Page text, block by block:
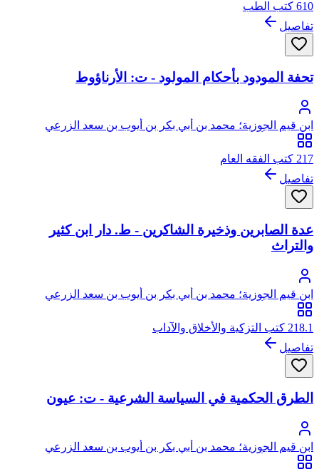
610 كتب الطب
تفاصيل
تحفة المودود بأحكام المولود - ت: الأرناؤوط
ابن قيم الجوزية؛ محمد بن أبي بكر بن أيوب بن سعد الزرعي
الدمشقي، أبو عبد الله، شمس الدين
217 كتب الفقه العام
تفاصيل
عدة الصابرين وذخيرة الشاكرين - ط. دار ابن كثير
والتراث
ابن قيم الجوزية؛ محمد بن أبي بكر بن أيوب بن سعد الزرعي
الدمشقي، أبو عبد الله، شمس الدين
218.1 كتب التزكية والأخلاق والآداب
تفاصيل
الطرق الحكمية في السياسة الشرعية - ت: عيون
ابن قيم الجوزية؛ محمد بن أبي بكر بن أيوب بن سعد الزرعي
الدمشقي، أبو عبد الله، شمس الدين